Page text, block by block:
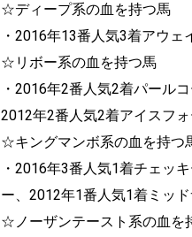
☆ディープ系の血を持つ馬
・2016年13番人気3着アウ
☆リボー系の血を持つ馬
・2016年2番人気2着パール
2012年2番人気2着アイスフ
☆キングマンボ系の血を持つ
・2016年3番人気1着チェッ
ー、2012年1番人気1着ミッ
☆ノーザンテースト系の血を